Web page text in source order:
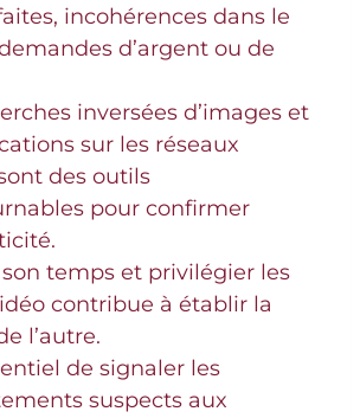
incohérences dans le
d’argent ou de
inversées d’images et
sur les réseaux
des outils
pour confirmer
temps et privilégier les
contribue à établir la
l’autre.
de signaler les
suspects aux